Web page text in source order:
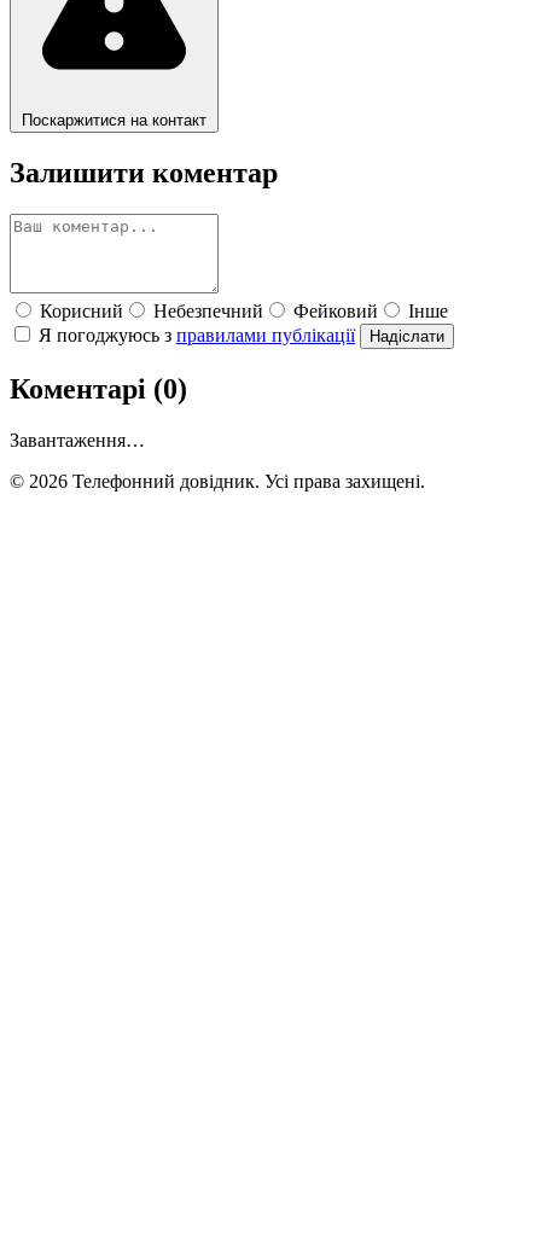
Поскаржитися на контакт
Залишити коментар
Корисний Небезпечний Фейковий
Інше
Я погоджуюсь з правилами публікації Надіслати
Коментарі (0)
Завантаження…
© 2026 Телефонний довідник. Усі права захищені.